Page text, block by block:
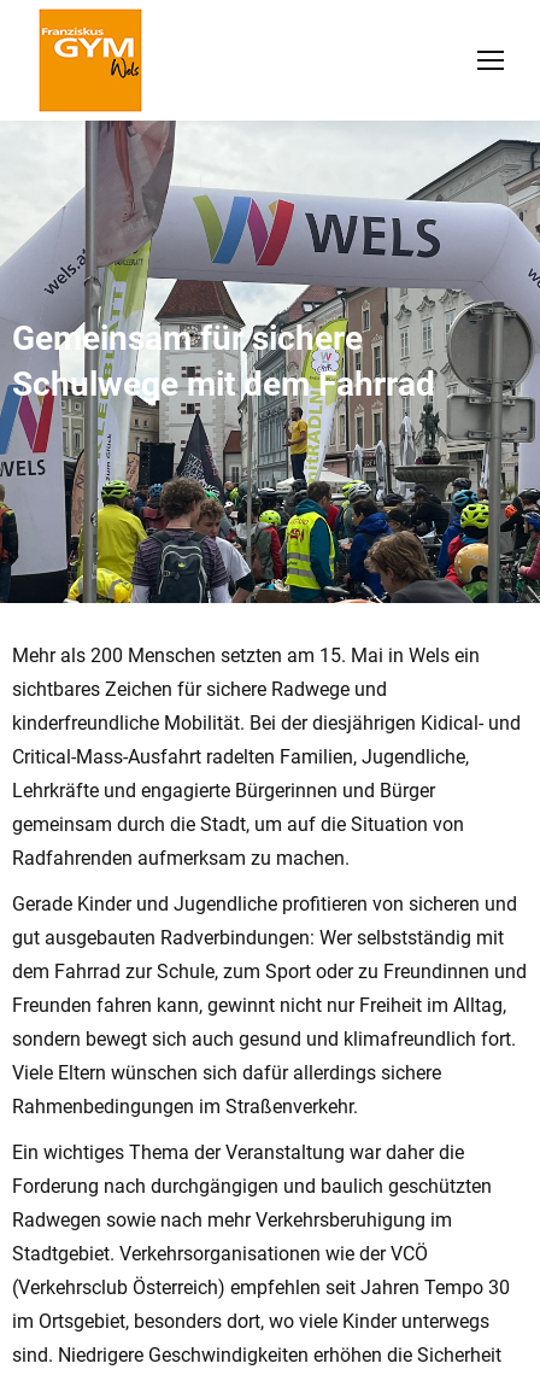
Gemeinsam für sichere
Schulwege mit dem Fahrrad
Mehr als 200 Menschen setzten am 15. Mai in Wels ein
sichtbares Zeichen für sichere Radwege und
kinderfreundliche Mobilität. Bei der diesjährigen Kidical- und
Critical-Mass-Ausfahrt radelten Familien, Jugendliche,
Lehrkräfte und engagierte Bürgerinnen und Bürger
gemeinsam durch die Stadt, um auf die Situation von
Radfahrenden aufmerksam zu machen.
Gerade Kinder und Jugendliche profitieren von sicheren und
gut ausgebauten Radverbindungen: Wer selbstständig mit
dem Fahrrad zur Schule, zum Sport oder zu Freundinnen und
Freunden fahren kann, gewinnt nicht nur Freiheit im Alltag,
sondern bewegt sich auch gesund und klimafreundlich fort.
Viele Eltern wünschen sich dafür allerdings sichere
Rahmenbedingungen im Straßenverkehr.
Ein wichtiges Thema der Veranstaltung war daher die
Forderung nach durchgängigen und baulich geschützten
Radwegen sowie nach mehr Verkehrsberuhigung im
Stadtgebiet. Verkehrsorganisationen wie der VCÖ
(Verkehrsclub Österreich) empfehlen seit Jahren Tempo 30
im Ortsgebiet, besonders dort, wo viele Kinder unterwegs
sind. Niedrigere Geschwindigkeiten erhöhen die Sicherheit